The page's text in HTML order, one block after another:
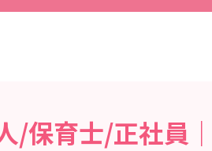
/保育士/正社員